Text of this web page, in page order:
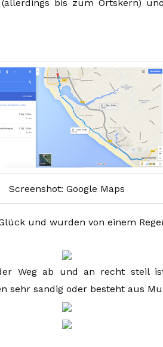
bis zum Ortskern)
Screenshot: Google Maps
und wurden von einem
Weg ab und an recht steil
sehr sandig oder besteht aus